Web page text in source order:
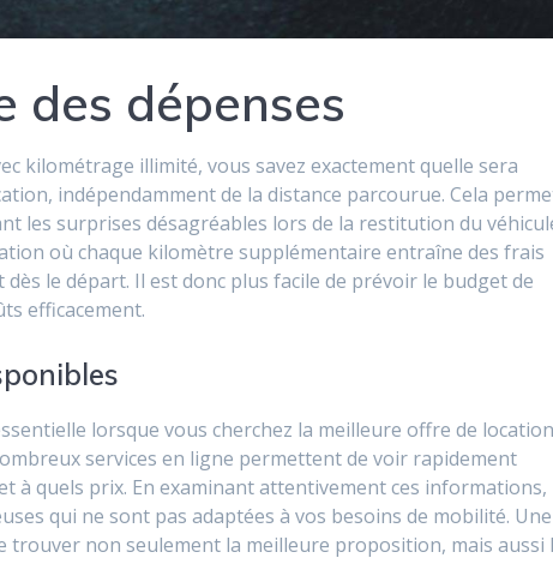
des dépenses
kilométrage illimité, vous savez exactement quelle sera
indépendamment de la distance parcourue. Cela
les surprises désagréables lors de la restitution du
où chaque kilomètre supplémentaire entraîne des frais
le départ. Il est donc plus facile de prévoir le budget de
efficacement.
lorsque vous cherchez la meilleure offre de
services en ligne permettent de voir rapidement
à quels prix. En examinant attentivement ces informations,
qui ne sont pas adaptées à vos besoins de mobilité. Une
non seulement la meilleure proposition, mais aussi